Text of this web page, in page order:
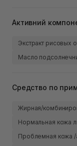
Активний
Экстракт рисовых
Масло
Средство по
Жирная/
Нормальная кожа
Проблемная кожа /